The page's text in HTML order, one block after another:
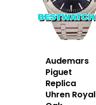
Audemars
Piguet
Replica
Uhren Royal